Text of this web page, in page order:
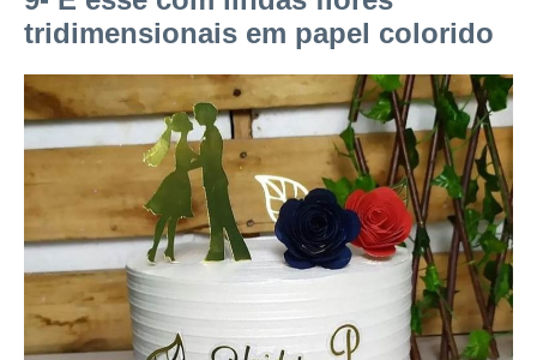
tridimensionais em papel colorido